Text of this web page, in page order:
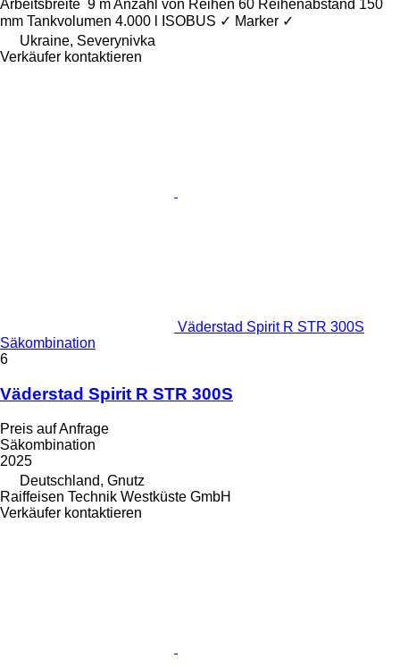
Arbeitsbreite 9 mAnzahl von Reihen 60 Reihenabstand 150
mm Tankvolumen 4.000 l ISOBUS ✓ Marker ✓
Ukraine, Severynivka
Verkäufer kontaktieren
Väderstad Spirit R STR 300S
Säkombination
6
Väderstad Spirit R STR 300S
Preis auf Anfrage
Säkombination
2025
Deutschland, Gnutz
Raiffeisen Technik Westküste GmbH
Verkäufer kontaktieren